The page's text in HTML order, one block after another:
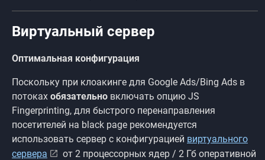
Виртуальный сервер
Оптимальная конфигурация
Поскольку при клоакинге для Google Ads/Bing Ads в
потоках обязательно включать опцию JS
Fingerprinting, для быстрого перенаправления
посетителей на black page рекомендуется
использовать сервер с конфигурацией виртуального
сервера
от 2 процессорных ядер / 2 Гб оперативной